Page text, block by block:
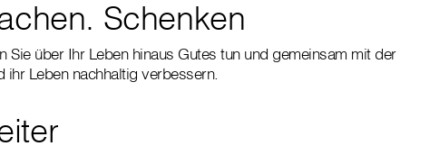
Schenken
Sie über Ihr Leben hinaus Gutes tun und gemeinsam mit der
Leben nachhaltig verbessern.